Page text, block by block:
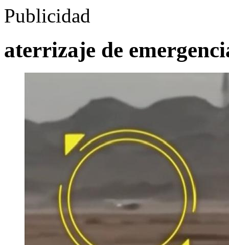
Publicidad
aterrizaje de